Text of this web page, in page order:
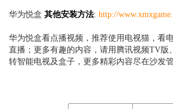
华为悦盒 其他安装方法: http://
华为悦盒看点播视频，推荐使用电视猫，看
直播；更多有趣的内容，请用腾讯视频TV版
转智能电视及盒子，更多精彩内容尽在沙发管